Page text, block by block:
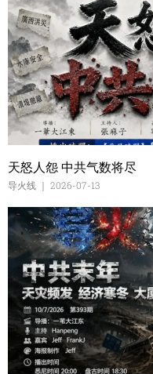
天怒人怨 中共气数将尽
导火线 2026-07-13